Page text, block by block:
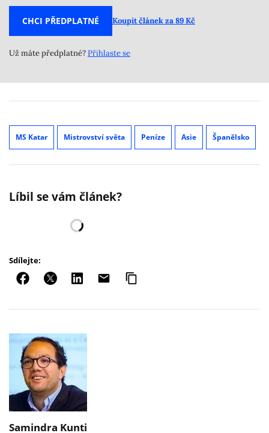
CHCI PŘEDPLATNÉ Koupit článek za 89 Kč
Už máte předplatné?Přihlaste se
MS Katar Mistrovství světa Peníze Asie Španělsko
Líbil se vám článek?
Sdílejte:
Samindra Kunti